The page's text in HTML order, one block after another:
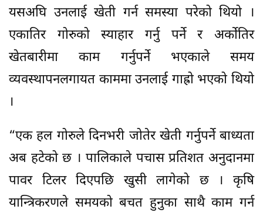
यसअघि उनलाई खेती गर्न समस्या परेको थियो ।
एकातिर गोरुको स्याहार गर्नु पर्ने र अर्कोतिर
खेतबारीमा काम गर्नुपर्ने भएकाले समय
व्यवस्थापनलगायत काममा उनलाई गाह्रो भएको थियो
।
“एक हल गोरुले दिनभरी जोतेर खेती गर्नुपर्ने बाध्यता
अब हटेको छ । पालिकाले पचास प्रतिशत अनुदानमा
पावर टिलर दिएपछि खुसी लागेको छ । कृषि
यान्त्रिकरणले समयको बचत हुनुका साथै काम गर्न